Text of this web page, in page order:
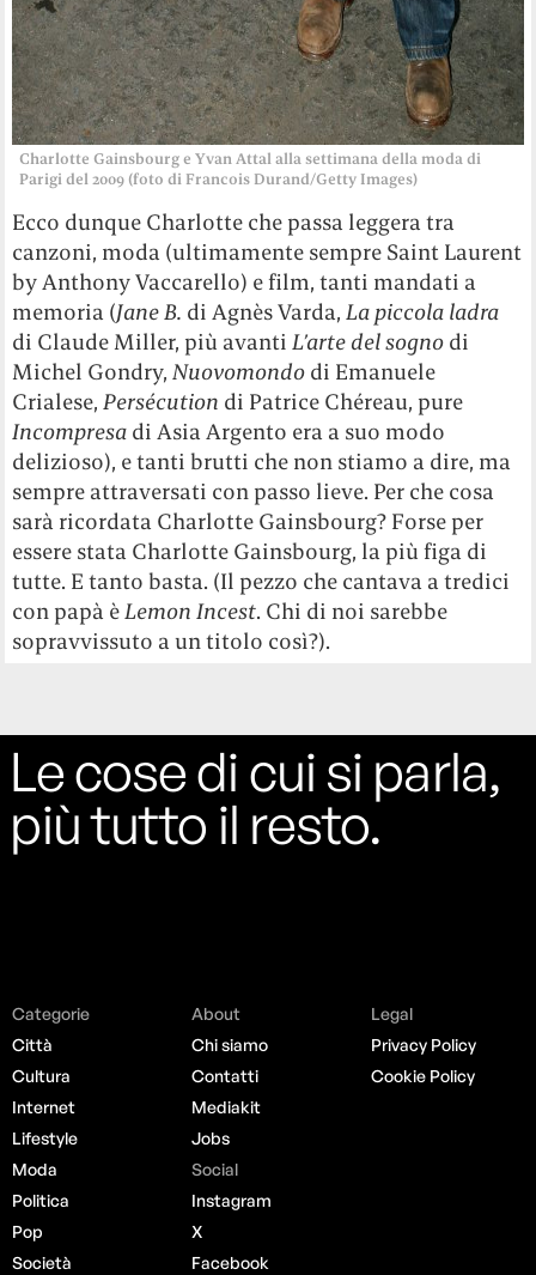
Charlotte Gainsbourg e Yvan Attal alla settimana della moda di
Parigi del 2009 (foto di Francois Durand/Getty Images)
Ecco dunque Charlotte che passa leggera tra
canzoni, moda (ultimamente sempre Saint Laurent
by Anthony Vaccarello) e film, tanti mandati a
memoria (Jane B. di Agnès Varda,La piccola ladra
di Claude Miller, più avantiL’arte del sogno di
Michel Gondry,Nuovomondo di Emanuele
Crialese,Persécution di Patrice Chéreau, pure
Incompresa di Asia Argento era a suo modo
delizioso), e tanti brutti che non stiamo a dire, ma
sempre attraversati con passo lieve. Per che cosa
sarà ricordata Charlotte Gainsbourg? Forse per
essere stata Charlotte Gainsbourg, la più figa di
tutte. E tanto basta. (Il pezzo che cantava a tredici
con papà èLemon Incest. Chi di noi sarebbe
sopravvissuto a un titolo così?).
Le cose di cui si parla,
più tutto il resto.
Categorie
Città
Cultura
Internet
Lifestyle
Moda
Politica
Pop
Società
About
Chi siamo
Contatti
Mediakit
Jobs
Social
Instagram
X
Facebook
Legal
Privacy Policy
Cookie Policy